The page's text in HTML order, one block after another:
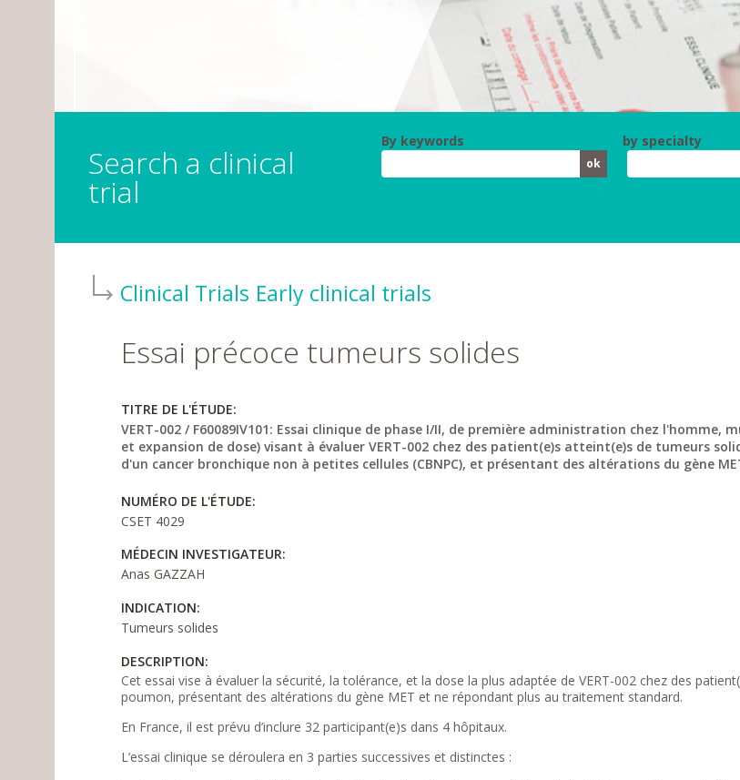
Search a clinical
trial
By keywords by specialty
Clinical Trials Early clinical trials
Essai précoce tumeurs solides
TITRE DE L'ÉTUDE:
VERT-002 / F60089IV101: Essai clinique de phase I/II, de première administration chez
et expansion de dose) visant à évaluer VERT-002 chez des patient(e)s atteint(e)s de tumeurs
d'un cancer bronchique non à petites cellules (CBNPC), et présentant des altérations du gène
NUMÉRO DE L'ÉTUDE:
CSET 4029
MÉDECIN INVESTIGATEUR:
Anas GAZZAH
INDICATION:
Tumeurs solides
DESCRIPTION:
Cet essai vise à évaluer la sécurité, la tolérance, et la dose la plus adaptée de VERT-002 chez des
poumon, présentant des altérations du gène MET et ne répondant plus au traitement standard.
En France, il est prévu d’inclure 32 participant(e)s dans 4 hôpitaux.
L’essai clinique se déroulera en 3 parties successives et distinctes :